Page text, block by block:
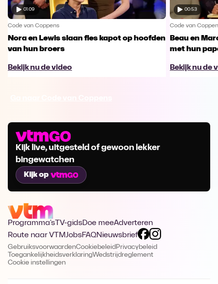
01:09
Code van Coppens
Nora en Lewis slaan fles kapot op hoofden
van hun broers
Bekijk nu de video
00:53
Code van
Beau en
met hun
Bekijk nu de
Kijk live, uitgesteld of gewoon lekker
bingewatchen
Kijk op
Programma's TV-gidsDoe meeAdverteren
Route naar VTMJobsFAQNieuwsbrief
GebruiksvoorwaardenCookiebeleid Privacybeleid
ToegankelijkheidsverklaringWedstrijdreglement
Cookie instellingen